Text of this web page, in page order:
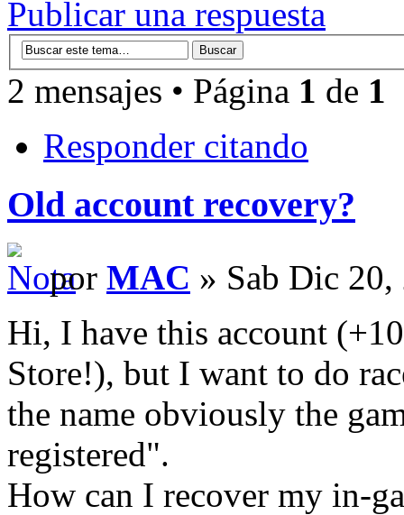
Publicar una respuesta
2 mensajes • Página 1 de 1
Responder citando
Old account recovery?
por MAC » Sab Dic
Hi, I have this account
Store!), but I want to do
the name obviously the
registered".
How can I recover my in-